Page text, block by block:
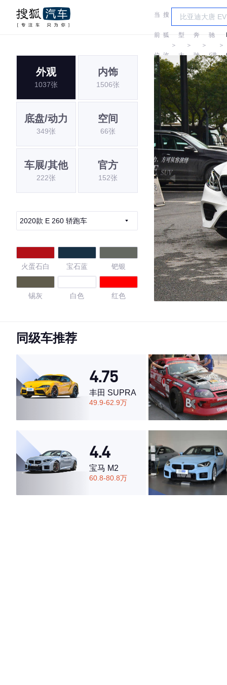
当
前
位
置:
搜
狐
汽
车
＞
车
型
大
全
＞
奔
驰
＞
奔
驰
(进
口)
＞
外观
1037张
内饰
1506张
底盘/动力
349张
空间
66张
车展/其他
222张
官方
152张
2020款 E 260 轿跑车
火蛋石白 宝石蓝 钯银
锡灰 白色 红色
4.28
·内饰表现较为优秀，优于100%同级车
·空间表现较为优秀，优于89%同级车
同级车推荐
4.75
丰田 SUPRA
49.9-62.9万
4.4
宝马 M2
60.8-80.8万